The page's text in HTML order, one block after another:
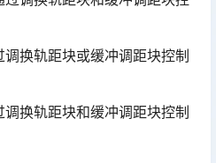
调换轨距块或缓冲调距块控制
调换轨距块和缓冲调距块控制